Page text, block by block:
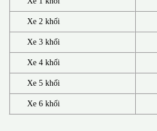
Xe 2 khối
Xe 3 khối
Xe 4 khối
Xe 5 khối
Xe 6 khối